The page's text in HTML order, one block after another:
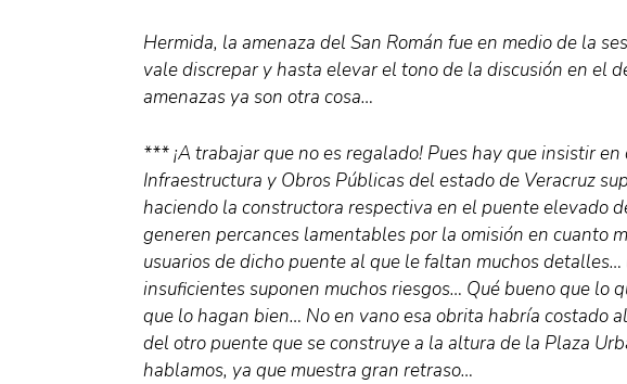
Hermida, la amenaza del San Román fue en medio de la
vale discrepar y hasta elevar el tono de la discusión en el
amenazas ya son otra cosa…
*** ¡A trabajar que no es regalado! Pues hay que insistir
Infraestructura y Obros Públicas del estado de Veracruz
haciendo la constructora respectiva en el puente elevado
generen percances lamentables por la omisión en cuanto
usuarios de dicho puente al que le faltan muchos
insuficientes suponen muchos riesgos… Qué bueno que lo
que lo hagan bien… No en vano esa obrita habría costado
del otro puente que se construye a la altura de la Plaza
hablamos, ya que muestra gran retraso…